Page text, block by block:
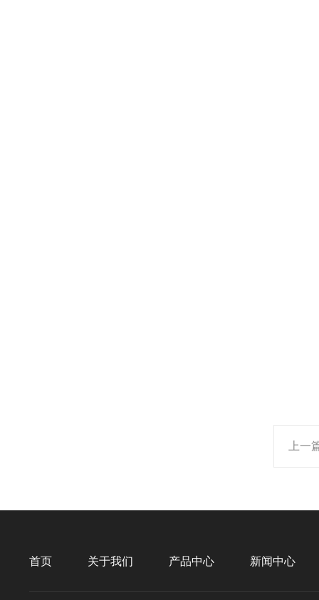
上一
首页 关于我们 产品中心 新闻中心